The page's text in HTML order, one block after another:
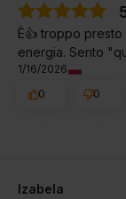
È👍️ troppo
energia. Sento
1/16/2026
0
0
Izabela